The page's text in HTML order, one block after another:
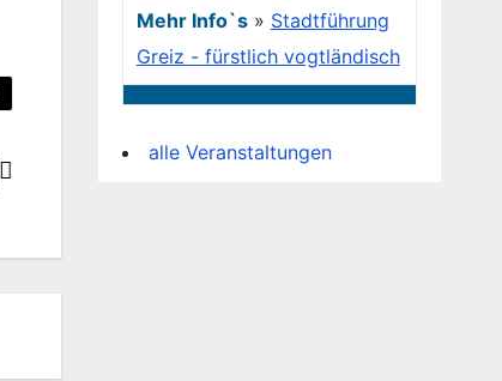
Mehr Info`s» Stadtführung
Greiz - fürstlich vogtländisch
alle Veranstaltungen